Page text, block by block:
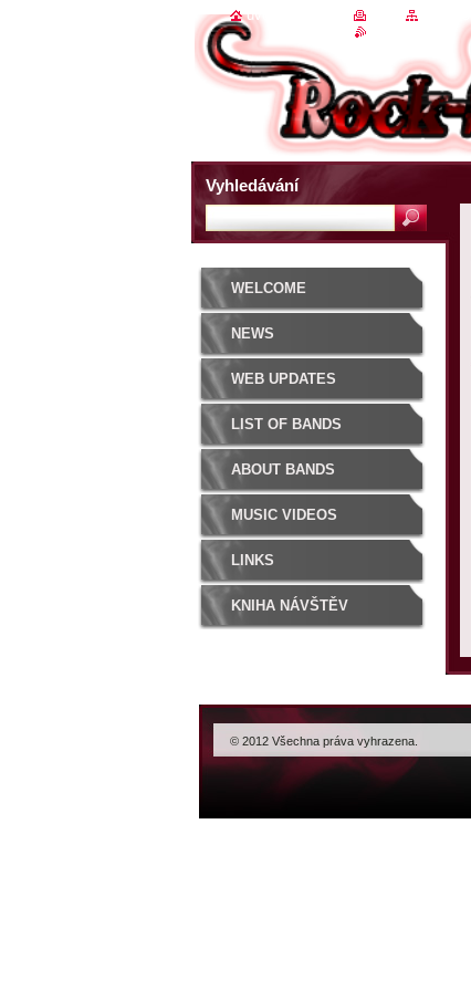
WELCOME
NEWS
WEB UPDATES
LIST OF BANDS
ABOUT BANDS
MUSIC VIDEOS
LINKS
KNIHA NÁVŠTĚV
Vyhledávání
úvodní stránka
© 2012 Všechna práva vyhrazena.